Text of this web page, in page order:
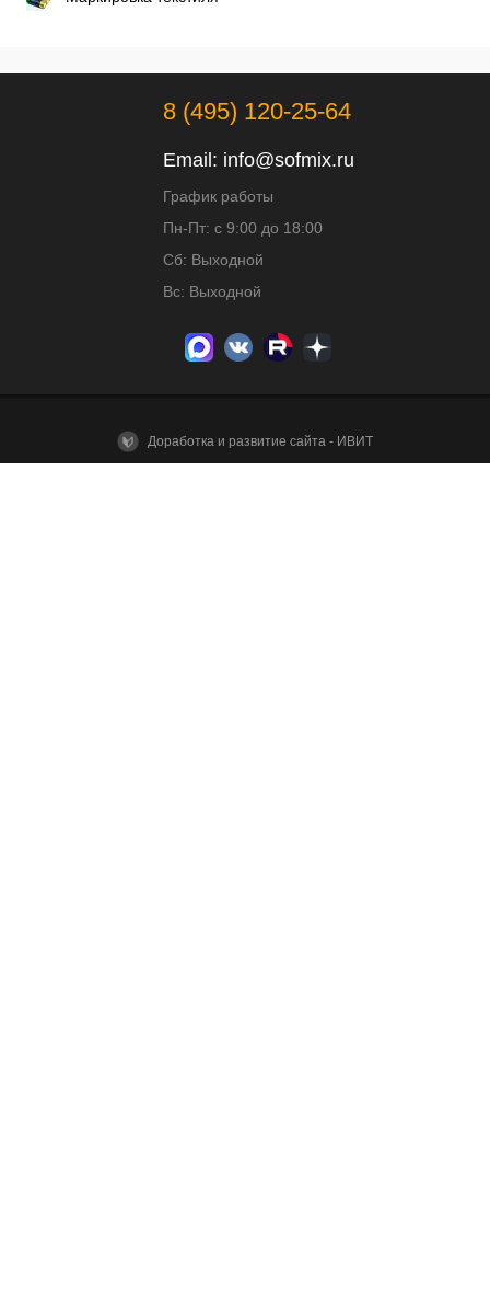
8 (495) 120-25-64
Email: info@sofmix.ru
График работы
Пн-Пт: с 9:00 до 18:00
Сб: Выходной
Вс: Выходной
Доработка и развитие сайта - ИВИТ